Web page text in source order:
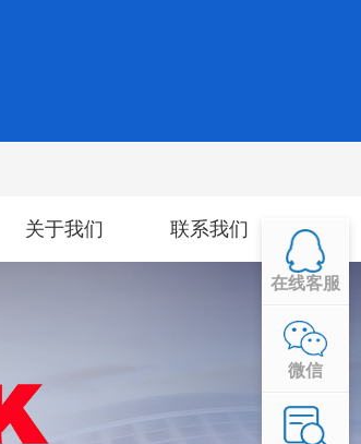
关于我们 联系我们
在线客服
微信